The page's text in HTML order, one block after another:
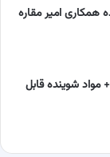
همکاری امیر مقاره
مواد شوینده قابل